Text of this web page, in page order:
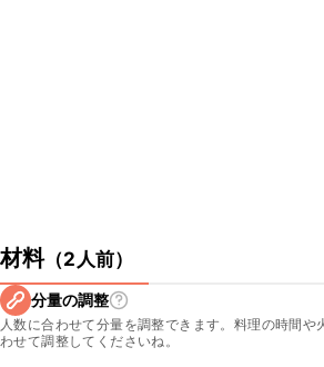
材料（2人前）
分量の調整
人数に合わせて分量を調整できます。料理の時間や
わせて調整してくださいね。